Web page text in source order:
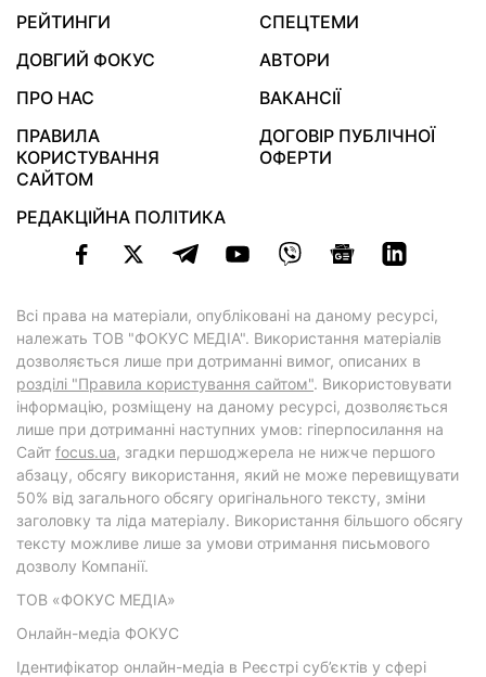
РЕЙТИНГИ
СПЕЦТЕМИ
ДОВГИЙ ФОКУС
АВТОРИ
ПРО НАС
ВАКАНСІЇ
ПРАВИЛА
КОРИСТУВАННЯ
САЙТОМ
ДОГОВІР ПУБЛІЧНОЇ
ОФЕРТИ
РЕДАКЦІЙНА ПОЛІТИКА
Всі права на матеріали, опубліковані на даному ресурсі,
належать ТОВ "ФОКУС МЕДІА". Використання матеріалів
дозволяється лише при дотриманні вимог, описаних в
розділі "Правила користування сайтом". Використовувати
інформацію, розміщену на даному ресурсі, дозволяється
лише при дотриманні наступних умов: гіперпосилання на
Cайт focus.ua, згадки першоджерела не нижче першого
абзацу, обсягу використання, який не може перевищувати
50% від загального обсягу оригінального тексту, зміни
заголовку та ліда матеріалу. Використання більшого обсягу
тексту можливе лише за умови отримання письмового
дозволу Компанії.
ТОВ «ФОКУС МЕДІА»
Онлайн-медіа ФОКУС
Ідентифікатор онлайн-медіа в Реєстрі суб’єктів у сфері